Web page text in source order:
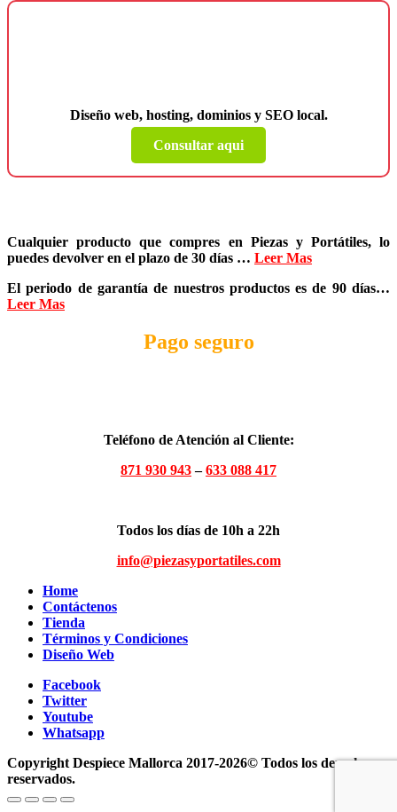
Diseño web, hosting, dominios y SEO local.
Consultar aqui
Cualquier producto que compres en Piezas y Portátiles, lo
puedes devolver en el plazo de 30 días … Leer Mas
El periodo de garantía de nuestros productos es de 90 días…
Leer Mas
Pago seguro
Teléfono de Atención al Cliente:
871 930 943–633 088 417
Todos los días de 10h a 22h
info@piezasyportatiles.com
Home
Contáctenos
Tienda
Términos y Condiciones
Diseño Web
Facebook
Twitter
Youtube
Whatsapp
Copyright Despiece Mallorca 2017-2026© Todos los derechos
reservados.